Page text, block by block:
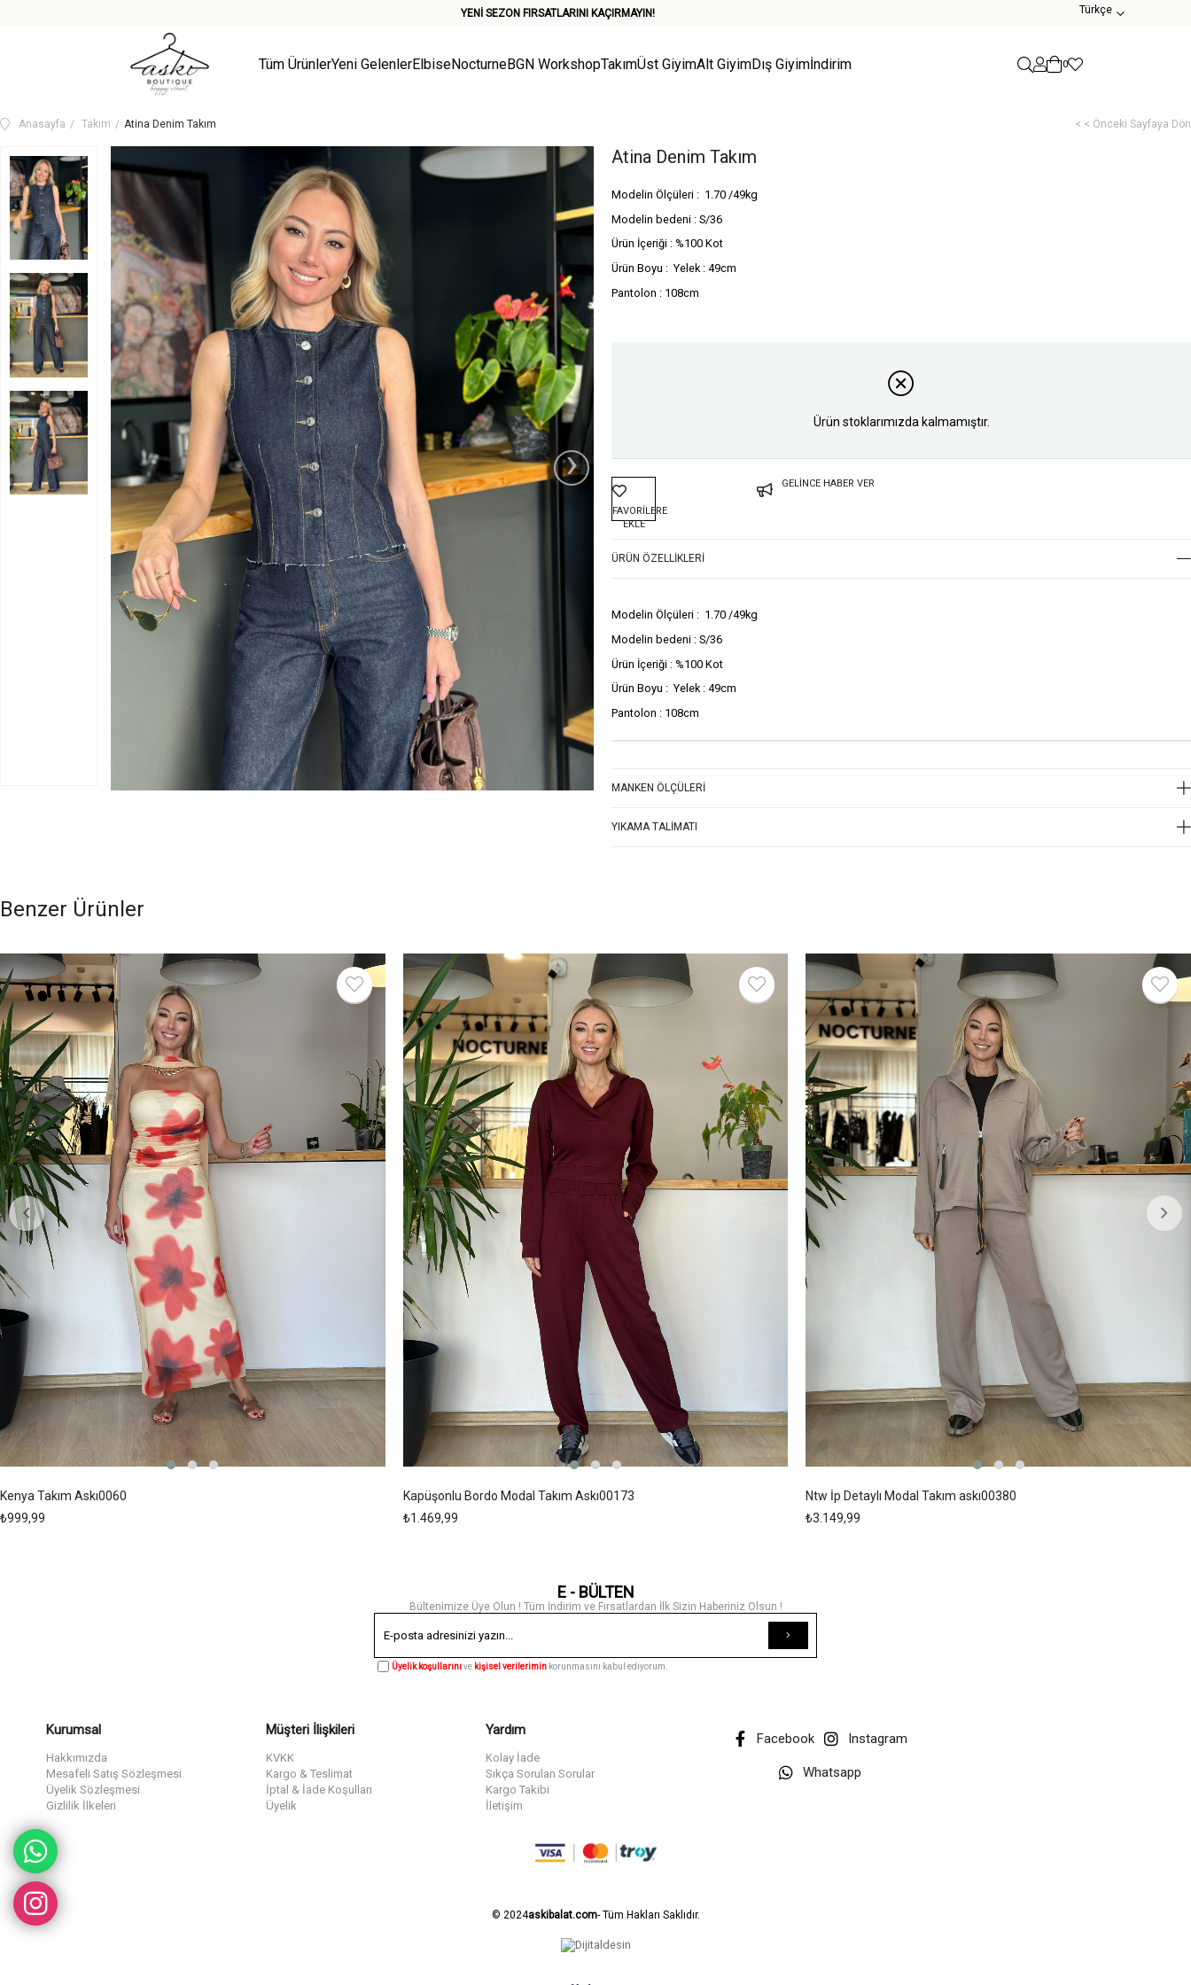
YENİ SEZON FIRSATLARINI KAÇIRMAYIN! Türkçe
Tüm ÜrünlerYeni GelenlerElbiseNocturneBGN WorkshopTakımÜst GiyimAlt GiyimDış Giyimİndirim 0
Anasayfa Takım Atina Denim Takım < < Önceki Sayfaya Dön
›
Atina Denim Takım
Modelin Ölçüleri : 1.70 /49kg
Modelin bedeni : S/36
Ürün İçeriği : %100 Kot
Ürün Boyu : Yelek : 49cm
Pantolon : 108cm
Ürün stoklarımızda kalmamıştır.
FAVORILERE
EKLE
GELINCE HABER VER
ÜRÜN ÖZELLIKLERI
Modelin Ölçüleri : 1.70 /49kg
Modelin bedeni : S/36
Ürün İçeriği : %100 Kot
Ürün Boyu : Yelek : 49cm
Pantolon : 108cm
MANKEN ÖLÇÜLERI
YIKAMA TALIMATI
Benzer Ürünler
Kenya Takım Askı0060
₺999,99
Kapüşonlu Bordo Modal Takım Askı00173
₺1.469,99
Ntw İp Detaylı Modal Takım askı00380
₺3.149,99
E - BÜLTEN
Bültenimize Üye Olun ! Tüm İndirim ve Fırsatlardan İlk Sizin Haberiniz Olsun !
Üyelik koşullarınıve kişisel verilerimin korunmasını kabul ediyorum.
Kurumsal
Hakkımızda
Mesafeli Satış Sözleşmesi
Üyelik Sözleşmesi
Gizlilik İlkeleri
Müşteri İlişkileri
KVKK
Kargo & Teslimat
İptal & İade Koşulları
Üyelik
Yardım
Kolay İade
Sıkça Sorulan Sorular
Kargo Takibi
İletişim
Facebook Instagram
Whatsapp
© 2024askibalat.com- Tüm Hakları Saklıdır.